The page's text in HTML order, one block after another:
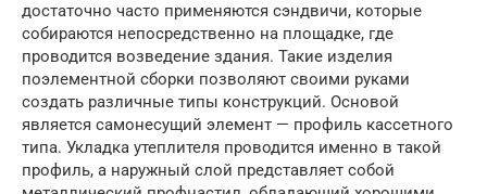
достаточно часто применяются сэндвичи, которые
собираются непосредственно на площадке, где
проводится возведение здания. Такие изделия
поэлементной сборки позволяют своими руками
создать различные типы конструкций. Основой
является самонесущий элемент — профиль кассетного
типа. Укладка утеплителя проводится именно в такой
профиль, а наружный слой представляет собой